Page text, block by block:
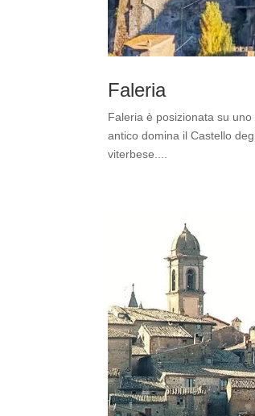
Faleria
Faleria è posizionata su
antico domina il Castello
viterbese....